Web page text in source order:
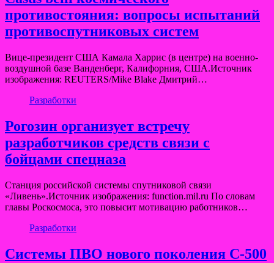
противостояния: вопросы испытаний
противоспутниковых систем
Вице-президент США Камала Харрис (в центре) на военно-
воздушной базе Ванденберг, Калифорния, США.Источник
изображения: REUTERS/Mike Blake Дмитрий…
Разработки
Рогозин организует встречу
разработчиков средств связи с
бойцами спецназа
Станция российской системы спутниковой связи
«Ливень».Источник изображения: function.mil.ru По словам
главы Роскосмоса, это повысит мотивацию работников…
Разработки
Системы ПВО нового поколения С-500